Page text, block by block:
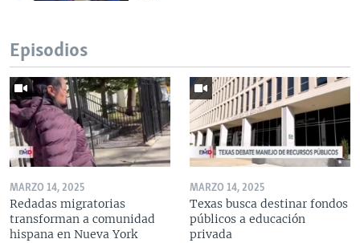
Episodios
MARZO 14, 2025
Redadas migratorias
transforman a comunidad
hispana en Nueva York
MARZO 14, 2025
Texas busca destinar fondos
públicos a educación
privada